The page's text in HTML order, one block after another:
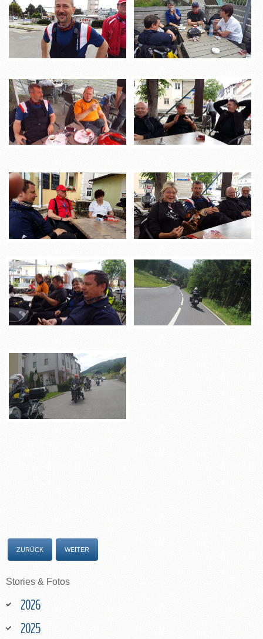
ZURÜCK WEITER
Stories & Fotos
2026
2025